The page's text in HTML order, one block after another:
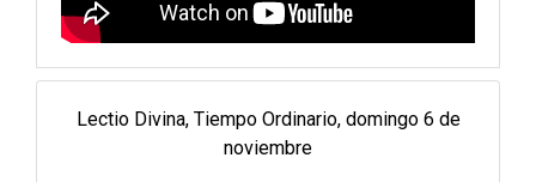
Lectio Divina, Tiempo Ordinario, domingo 6 de
noviembre